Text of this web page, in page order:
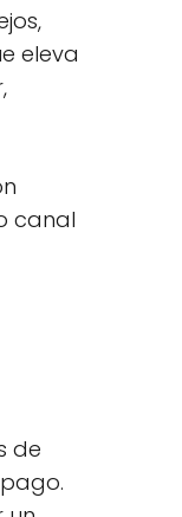
eleva
canal
de